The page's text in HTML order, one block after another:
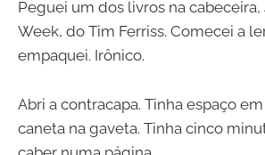
Peguei um dos livros na
Week, do Tim Ferriss. Comecei a
empaquei. Irônico.
Abri a contracapa. Tinha espaço
caneta na gaveta. Tinha cinco